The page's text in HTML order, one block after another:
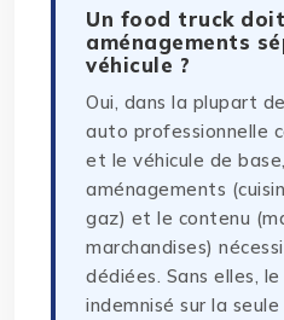
Un food truck
aménagements
véhicule ?
Oui, dans la plupart
auto professionnelle
et le véhicule de
aménagements
gaz) et le contenu
marchandises)
dédiées. Sans elles,
indemnisé sur la